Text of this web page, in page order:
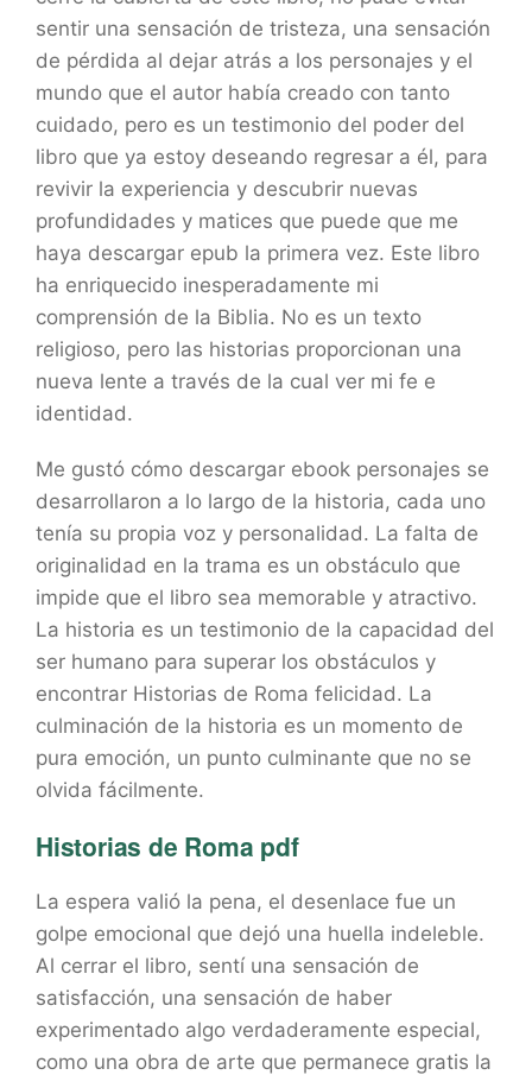
sentir una sensación de tristeza, una sensación
de pérdida al dejar atrás a los personajes y el
mundo que el autor había creado con tanto
cuidado, pero es un testimonio del poder del
libro que ya estoy deseando regresar a él, para
revivir la experiencia y descubrir nuevas
profundidades y matices que puede que me
haya descargar epub la primera vez. Este libro
ha enriquecido inesperadamente mi
comprensión de la Biblia. No es un texto
religioso, pero las historias proporcionan una
nueva lente a través de la cual ver mi fe e
identidad.
Me gustó cómo descargar ebook personajes se
desarrollaron a lo largo de la historia, cada uno
tenía su propia voz y personalidad. La falta de
originalidad en la trama es un obstáculo que
impide que el libro sea memorable y atractivo.
La historia es un testimonio de la capacidad del
ser humano para superar los obstáculos y
encontrar Historias de Roma felicidad. La
culminación de la historia es un momento de
pura emoción, un punto culminante que no se
olvida fácilmente.
Historias de Roma pdf
La espera valió la pena, el desenlace fue un
golpe emocional que dejó una huella indeleble.
Al cerrar el libro, sentí una sensación de
satisfacción, una sensación de haber
experimentado algo verdaderamente especial,
como una obra de arte que permanece gratis la